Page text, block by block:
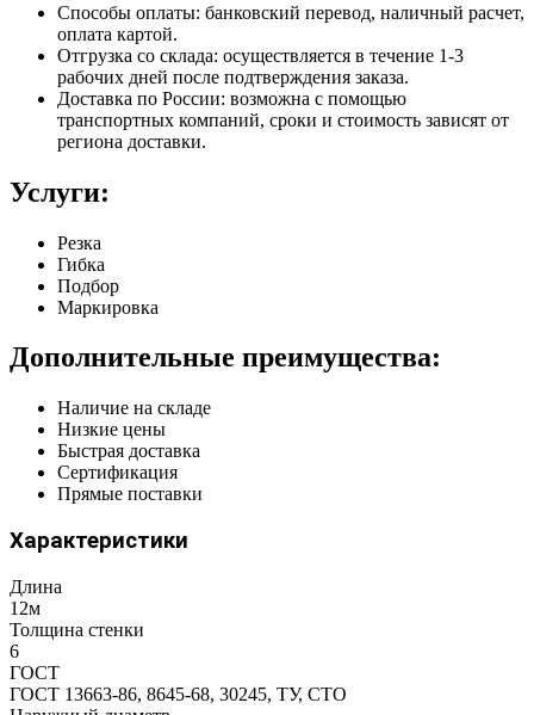
Способы оплаты: банковский перевод, наличный расчет,
оплата картой.
Отгрузка со склада: осуществляется в течение 1-3
рабочих дней после подтверждения заказа.
Доставка по России: возможна с помощью
транспортных компаний, сроки и стоимость зависят от
региона доставки.
Услуги:
Резка
Гибка
Подбор
Маркировка
Дополнительные преимущества:
Наличие на складе
Низкие цены
Быстрая доставка
Сертификация
Прямые поставки
Характеристики
Длина
12м
Толщина стенки
6
ГОСТ
ГОСТ 13663-86, 8645-68, 30245, ТУ, СТО